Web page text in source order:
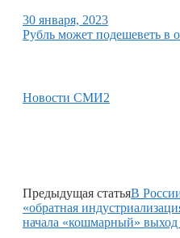
30 января, 2023
Рубль может подешеветь в
Новости СМИ2
Предыдущая статьяВ
«обратная
начала «кошмарный» выход